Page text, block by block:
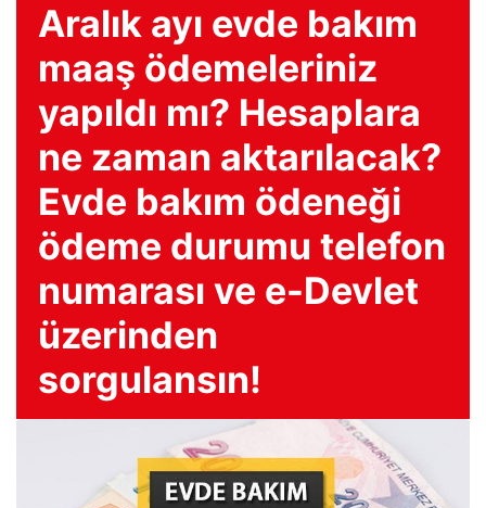
Aralık ayı evde bakım
maaş ödemeleriniz
yapıldı mı? Hesaplara
ne zaman aktarılacak?
Evde bakım ödeneği
ödeme durumu telefon
numarası ve e-Devlet
üzerinden
sorgulansın!